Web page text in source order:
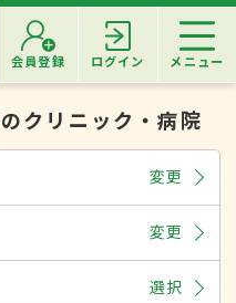
会員登録 ログイン メニュー
のクリニック・病院
変更
変更
選択